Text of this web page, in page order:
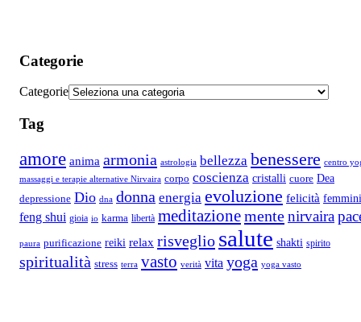
Categorie
Categorie
Tag
amore anima armonia astrologia bellezza benessere centro
massaggi e terapie alternative Nirvaira corpo coscienza cristalli cuore Dea
depressione Dio dna donna energia evoluzione felicità
feng shui gioia io karma libertà meditazionementenirvaira
paura purificazione reiki relax risveglio salute shakti spirito
spiritualità stress terra vasto verità vita yoga yoga vasto